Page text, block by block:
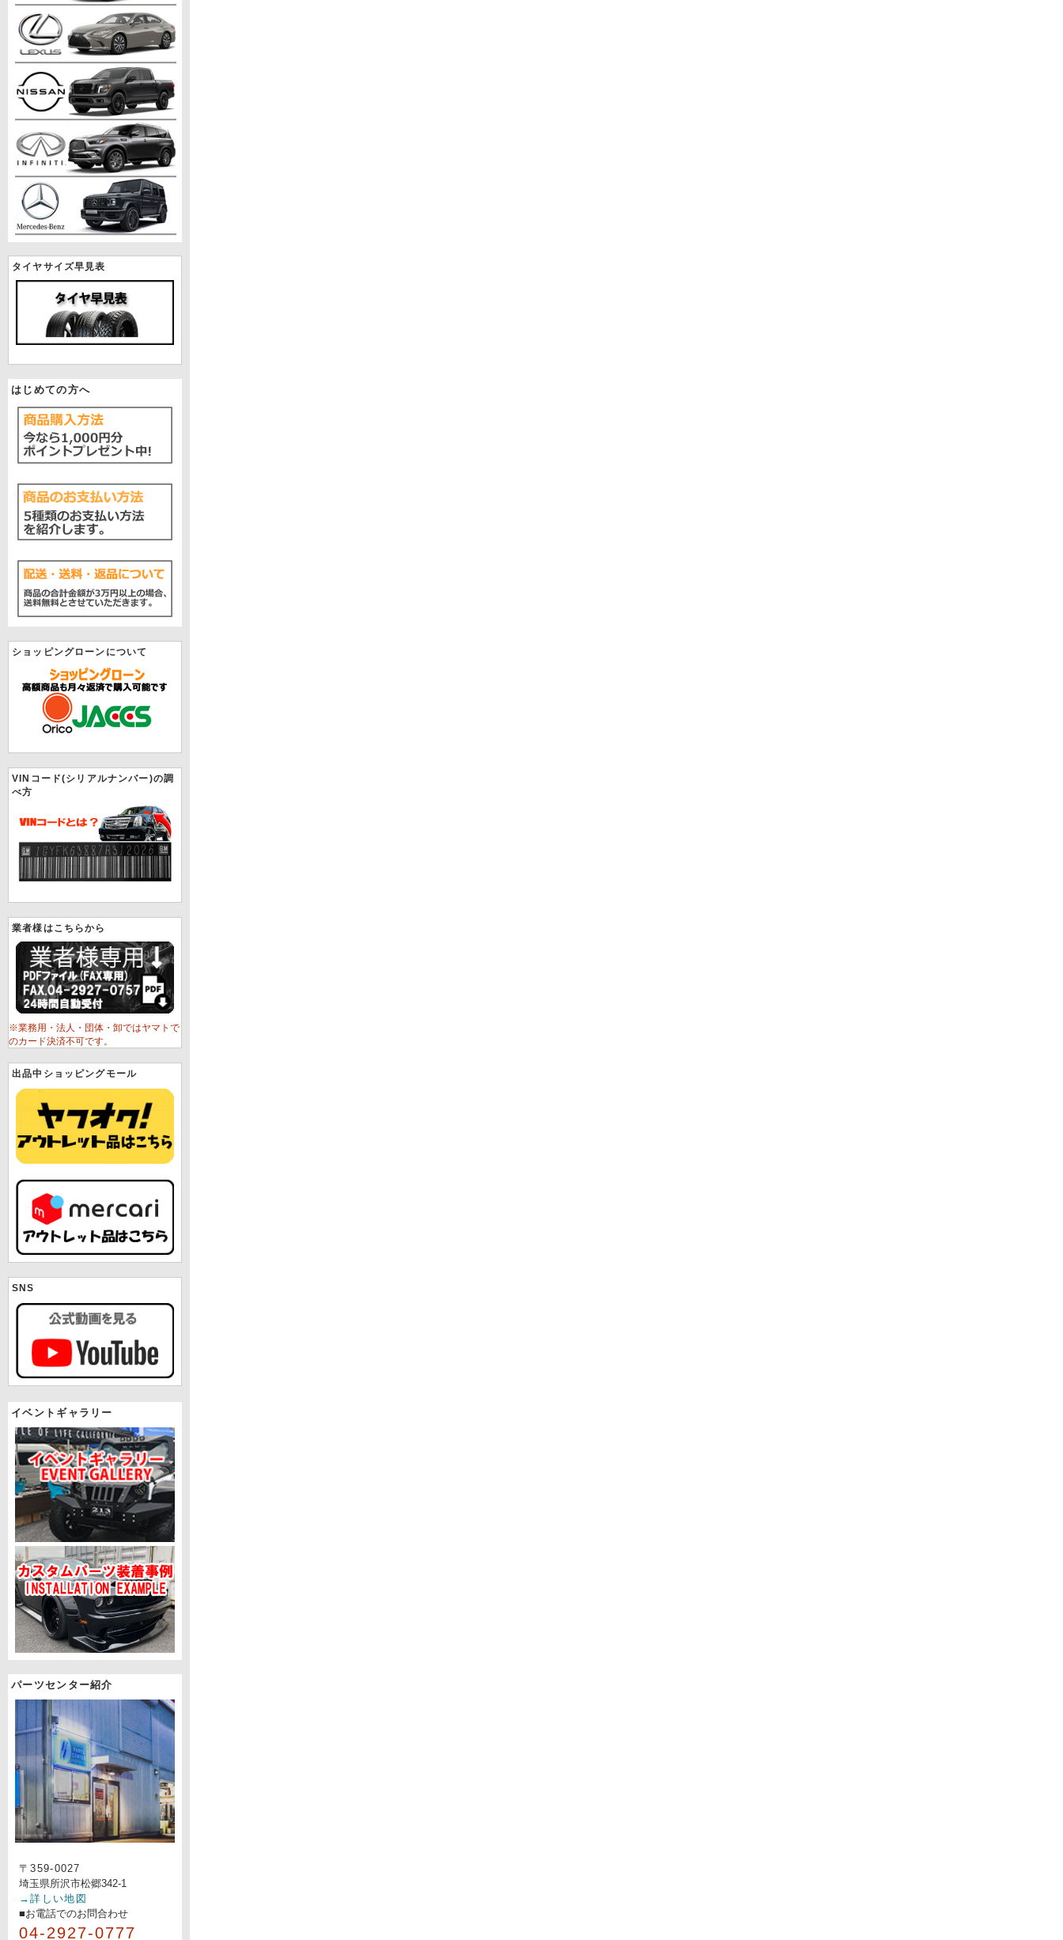
タイヤサイズ早見表
はじめての方へ
ショッピングローンについて
VINコード(シリアルナンバー)の調
べ方
業者様はこちらから
※業務用・法人・団体・卸ではヤマトで
のカード決済不可です。
出品中ショッピングモール
SNS
イベントギャラリー
パーツセンター紹介
〒359-0027
埼玉県所沢市松郷342-1
→詳しい地図
■お電話でのお問合わせ
04-2927-0777